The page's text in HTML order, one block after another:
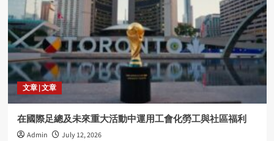
文章 | 文章
在國際足總及未來重大活動中運用工會化勞工與社區福利
Admin July 12, 2026